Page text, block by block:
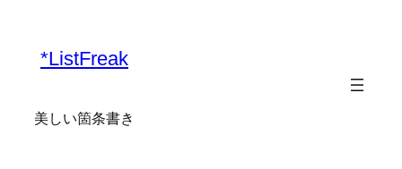
*ListFreak
美しい箇条書き